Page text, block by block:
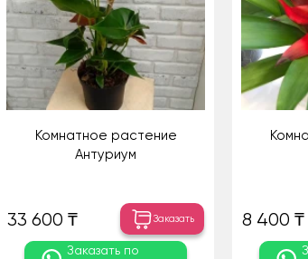
Комнатное растение
Антуриум
33 600 ₸ Заказать
Заказать по
8 400 ₸